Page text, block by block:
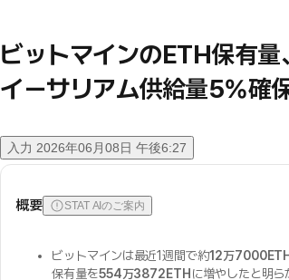
ビットマインのETH保有
イーサリアム供給量5%確
入力 2026年06月08日 午後6:27
概要 STAT AIのご案内
ビットマインは最近1週間で約12万
保有量を554万3872ETH に増やしたと明ら